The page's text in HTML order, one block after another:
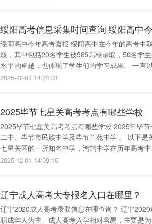
绥阳高考信息采集时间查询 绥阳高中
绥阳高中今年高考喜报 绥阳高中在今年的高考中
取，其中包括20名学生被985高校录取，50名学
水平的卓越，也体现了学生们的学习成果。 一直以来，绥阳高中都非常注重学生的全面发展。除
了学术成绩，学校还积极组织各种课外活动，培
2025-12-01 14:24:01
2025毕节七星关高考考点有哪些学校
2025毕节七星关高考考点有哪些学校 2025年毕节七星关高考考点包括鸿鹄中学、毕节八中、毕节
二中、毕节市民族中学及毕节兰苑中学 。 以下是关于这些考点的简要介绍： 鸿鹄中学 ：作为毕节
七星关区的一所知名中学，鸿鹄中学在历年高考
和优秀的师资力量，为考生提供了良好的学习和备考环境。 毕节八中 ：毕节八中
2025-12-01 14:09:15
辽宁成人高考大专报名入口在哪里？
辽宁2020成人高考录取信息在哪查询？ 辽宁2020成人高考录取信息在哪查询？成人高考考生以在
职成年人为主。成人高考入学相对容易，主要是